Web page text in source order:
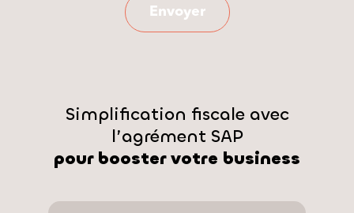
Simplification fiscale avec
l’agrément SAP
pour booster votre business